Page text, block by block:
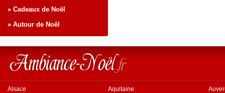
» Cadeaux de Noël
» Autour de Noël
Alsace Aquitaine